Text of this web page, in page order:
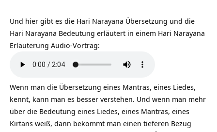
Und hier gibt es die Hari Narayana Übersetzung und die
Hari Narayana Bedeutung erläutert in einem Hari Narayana
Erläuterung Audio-Vortrag:
Wenn man die Übersetzung eines Mantras, eines Liedes,
kennt, kann man es besser verstehen. Und wenn man mehr
über die Bedeutung eines Liedes, eines Mantras, eines
Kirtans weiß, dann bekommt man einen tieferen Bezug